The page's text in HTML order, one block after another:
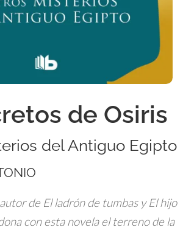
de Osiris
del Antiguo Egipto
de El ladrón de tumbas y El hijo
con esta novela el terreno de la